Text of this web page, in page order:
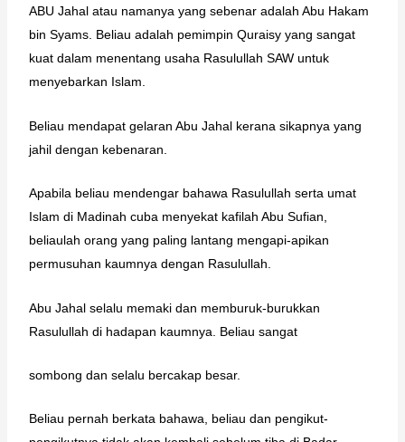
ABU Jahal atau namanya yang sebenar adalah Abu Hakam
bin Syams. Beliau adalah pemimpin Quraisy yang sangat
kuat dalam menentang usaha Rasulullah SAW untuk
menyebarkan Islam.
Beliau mendapat gelaran Abu Jahal kerana sikapnya yang
jahil dengan kebenaran.
Apabila beliau mendengar bahawa Rasulullah serta umat
Islam di Madinah cuba menyekat kafilah Abu Sufian,
beliaulah orang yang paling lantang mengapi-apikan
permusuhan kaumnya dengan Rasulullah.
Abu Jahal selalu memaki dan memburuk-burukkan
Rasulullah di hadapan kaumnya. Beliau sangat
sombong dan selalu bercakap besar.
Beliau pernah berkata bahawa, beliau dan pengikut-